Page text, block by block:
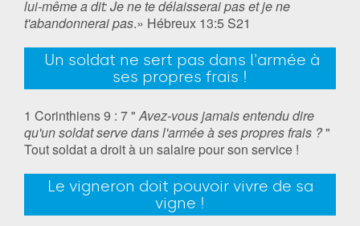
lui-même a dit: Je ne te délaisserai pas et je ne
t'abandonnerai pas.» ‭‭Hébreux‬ ‭13:5‬ ‭S21‬‬
‭‭ ‬‬‬‬Un soldat ne sert pas dans l'armée à
ses propres frais !
1 Corinthiens 9 : 7 "Avez-vous jamais entendu dire
qu'un soldat serve dans l'armée à ses propres frais ?"
Tout soldat a droit à un salaire pour son service !
Le vigneron doit pouvoir vivre de sa
vigne !